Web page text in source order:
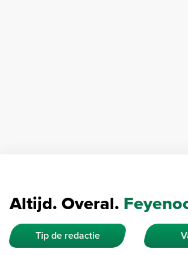
Altijd. Overal.
Tip de redactie